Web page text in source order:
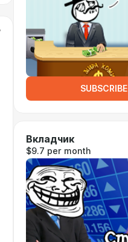
SUBSCRIBE
Вкладчик
$9.7 per month